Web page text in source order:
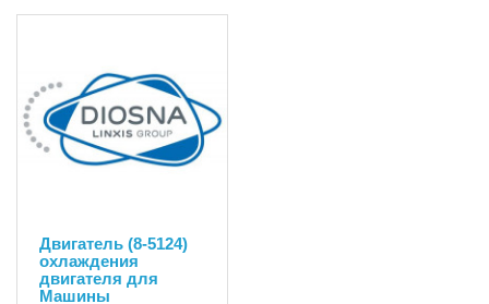
Двигатель (8-5124)
охлаждения
двигателя для
Машины